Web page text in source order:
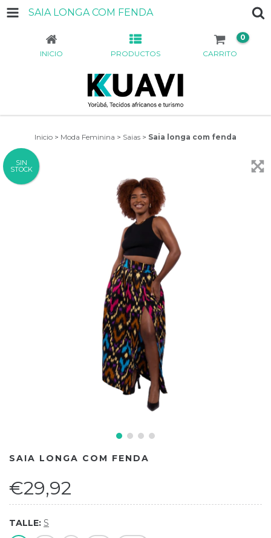
SAIA LONGA COM FENDA
INICIO PRODUCTOS CARRITO
0
Inicio > Moda Feminina > Saias > Saia longa com fenda
SIN
STOCK
SAIA LONGA COM FENDA
€29,92
TALLE: S